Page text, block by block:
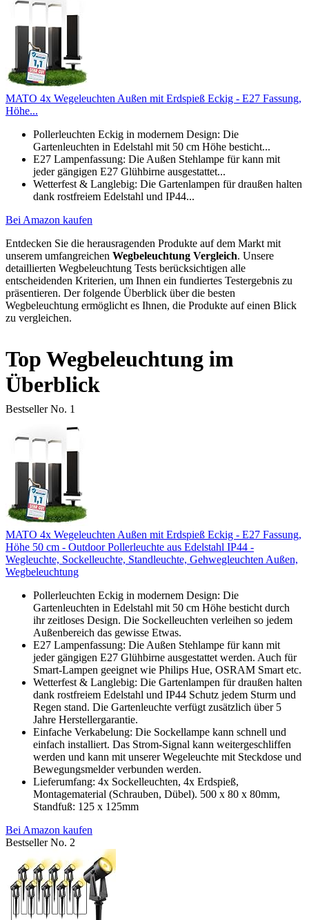
MATO 4x Wegeleuchten Außen mit Erdspieß Eckig - E27 Fassung,
Höhe...
Pollerleuchten Eckig in modernem Design: Die
Gartenleuchten in Edelstahl mit 50 cm Höhe besticht...
E27 Lampenfassung: Die Außen Stehlampe für kann mit
jeder gängigen E27 Glühbirne ausgestattet...
Wetterfest & Langlebig: Die Gartenlampen für draußen halten
dank rostfreiem Edelstahl und IP44...
Bei Amazon kaufen
Entdecken Sie die herausragenden Produkte auf dem Markt mit
unserem umfangreichen Wegbeleuchtung Vergleich. Unsere
detaillierten Wegbeleuchtung Tests berücksichtigen alle
entscheidenden Kriterien, um Ihnen ein fundiertes Testergebnis zu
präsentieren. Der folgende Überblick über die besten
Wegbeleuchtung ermöglicht es Ihnen, die Produkte auf einen Blick
zu vergleichen.
Top Wegbeleuchtung im
Überblick
Bestseller No. 1
MATO 4x Wegeleuchten Außen mit Erdspieß Eckig - E27 Fassung,
Höhe 50 cm - Outdoor Pollerleuchte aus Edelstahl IP44 -
Wegleuchte, Sockelleuchte, Standleuchte, Gehwegleuchten Außen,
Wegbeleuchtung
Pollerleuchten Eckig in modernem Design: Die
Gartenleuchten in Edelstahl mit 50 cm Höhe besticht durch
ihr zeitloses Design. Die Sockelleuchten verleihen so jedem
Außenbereich das gewisse Etwas.
E27 Lampenfassung: Die Außen Stehlampe für kann mit
jeder gängigen E27 Glühbirne ausgestattet werden. Auch für
Smart-Lampen geeignet wie Philips Hue, OSRAM Smart etc.
Wetterfest & Langlebig: Die Gartenlampen für draußen halten
dank rostfreiem Edelstahl und IP44 Schutz jedem Sturm und
Regen stand. Die Gartenleuchte verfügt zusätzlich über 5
Jahre Herstellergarantie.
Einfache Verkabelung: Die Sockellampe kann schnell und
einfach installiert. Das Strom-Signal kann weitergeschliffen
werden und kann mit unserer Wegeleuchte mit Steckdose und
Bewegungsmelder verbunden werden.
Lieferumfang: 4x Sockelleuchten, 4x Erdspieß,
Montagematerial (Schrauben, Dübel). 500 x 80 x 80mm,
Standfuß: 125 x 125mm
Bei Amazon kaufen
Bestseller No. 2